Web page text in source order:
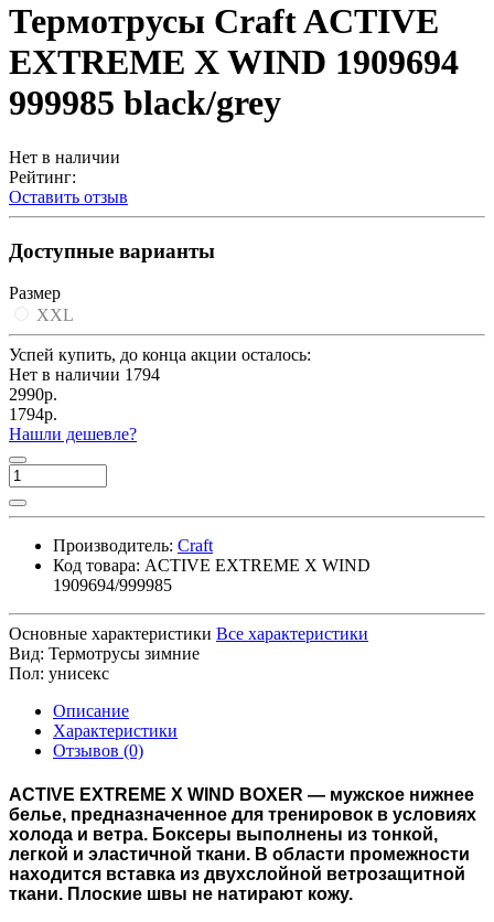
Термотрусы Craft ACTIVE
EXTREME X WIND 1909694
999985 black/grey
Нет в наличии
Рейтинг:
Оставить отзыв
Доступные варианты
Размер
XXL
Успей купить, до конца акции осталось:
Нет в наличии 1794
2990р.
1794р.
Нашли дешевле?
Производитель: Craft
Код товара: ACTIVE EXTREME X WIND
1909694/999985
Основные характеристики Все характеристики
Вид: Термотрусы зимние
Пол: унисекс
Описание
Характеристики
Отзывов (0)
ACTIVE EXTREME X WIND BOXER — мужское нижнее
белье, предназначенное для тренировок в условиях
холода и ветра. Боксеры выполнены из тонкой,
легкой и эластичной ткани. В области промежности
находится вставка из двухслойной ветрозащитной
ткани. Плоские швы не натирают кожу.